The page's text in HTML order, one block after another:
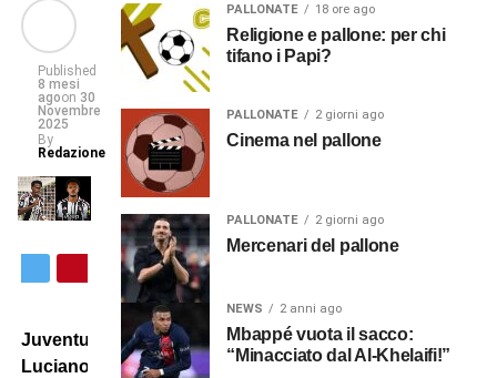
Published
8 mesi
agoon 30
Novembre
2025
By
Redazione
Juventus:
Luciano
PALLONATE 18 ore ago
Religione e pallone: per chi
tifano i Papi?
PALLONATE 2 giorni ago
Cinema nel pallone
PALLONATE 2 giorni ago
Mercenari del pallone
NEWS 2 anni ago
Mbappé vuota il sacco:
“Minacciato dal Al-Khelaifi!”